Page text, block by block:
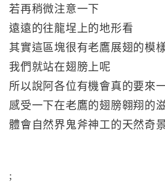
若再稍微注意一下
遠遠的往龍埕上的地形看
其實這區塊很有老鷹展翅的模
我們就站在翅膀上呢
所以說阿各位有機會真的要來
感受一下在老鷹的翅膀翱翔的
體會自然界鬼斧神工的天然奇
;